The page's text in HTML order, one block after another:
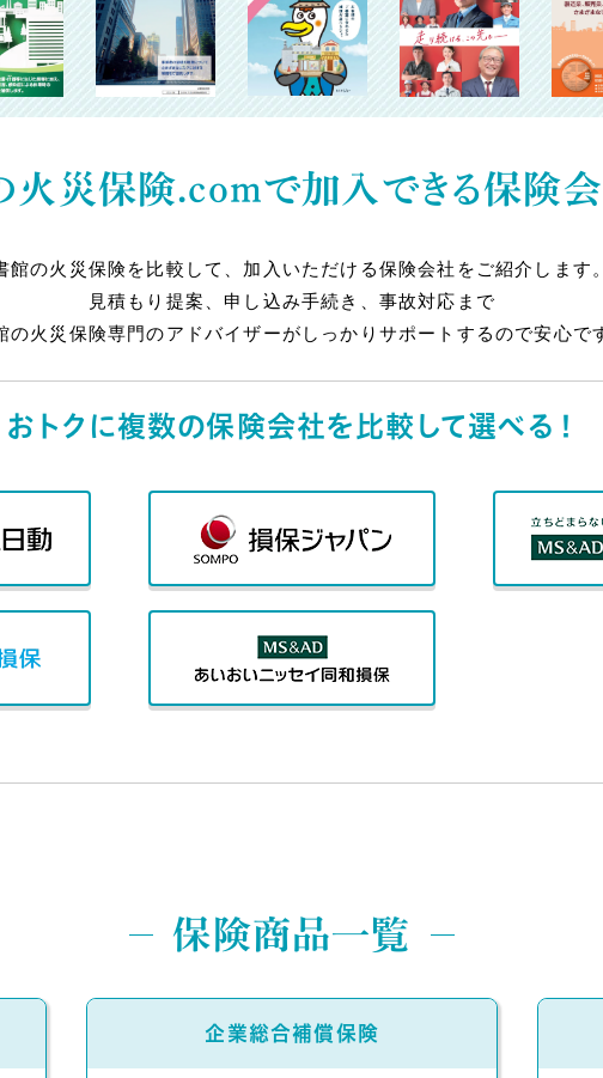
火災保険.comで加入できる保険
館の火災保険を比較して、加入いただける保険会社をご紹介します。
見積もり提案、申し込み手続き、事故対応まで
の火災保険専門のアドバイザーがしっかりサポートするので安心で
おトクに複数の保険会社を 比較して選べる！
保険商品一覧
企業総合補償保険